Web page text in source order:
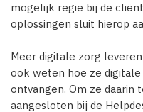
mogelijk regie bij de
oplossingen sluit hierop
Meer digitale zorg
ook weten hoe ze
ontvangen. Om ze daarin
aangesloten bij de